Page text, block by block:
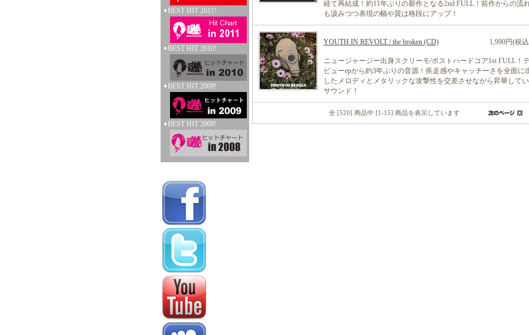
BEST HIT 2011!
BEST HIT 2010!
BEST HIT 2009!
BEST HIT 2008!
経て再結成！約11年ぶりの新作となる2nd FULL！前作からの流
も汲みつつ表現の幅や質は格段にアップ！
YOUTH IN REVOLT / the broken (CD) 1,990円(税
ニュージャージー出身スクリーモ/ポストハードコア1st FULL！
ビューepから約3年ぶりの音源！疾走感やキャッチーさを全面に
したメロディとメタリックな攻撃性を交差させながら昇華してい
サウンド！
全 [520] 商品中 [1-15] 商品を表示しています